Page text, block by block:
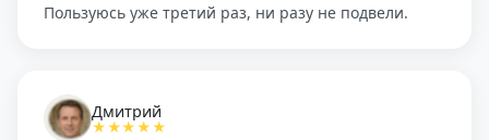
Пользуюсь уже третий раз, ни разу не подвели.
Дмитрий
★★★★★